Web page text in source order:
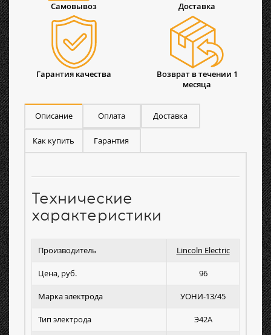
Самовывоз Доставка
Гарантия качества
Возврат в течении 1
месяца
Описание Оплата Доставка
Как купить Гарантия
Технические
характеристики
Производитель Lincoln Electric
Цена, руб. 96
Марка электрода УОНИ-13/45
Тип электрода Э42А